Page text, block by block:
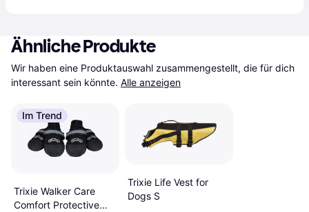
Ähnliche Produkte
Wir haben eine Produktauswahl zusammengestellt, die für dich
interessant sein könnte. Alle anzeigen
Im Trend
Trixie Walker Care
Comfort Protective
Trixie Life Vest for
Dogs S